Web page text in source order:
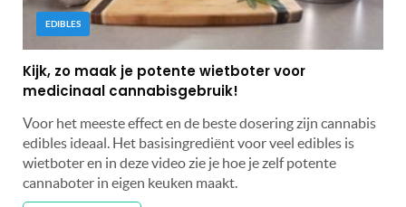
EDIBLES
Kijk, zo maak je potente wietboter voor
medicinaal cannabisgebruik!
Voor het meeste effect en de beste dosering zijn cannabis
edibles ideaal. Het basisingrediënt voor veel edibles is
wietboter en in deze video zie je hoe je zelf potente
cannaboter in eigen keuken maakt.